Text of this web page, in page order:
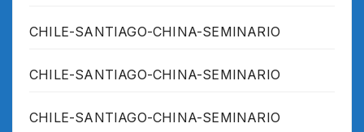
CHILE-SANTIAGO-CHINA-SEMINARIO
CHILE-SANTIAGO-CHINA-SEMINARIO
CHILE-SANTIAGO-CHINA-SEMINARIO